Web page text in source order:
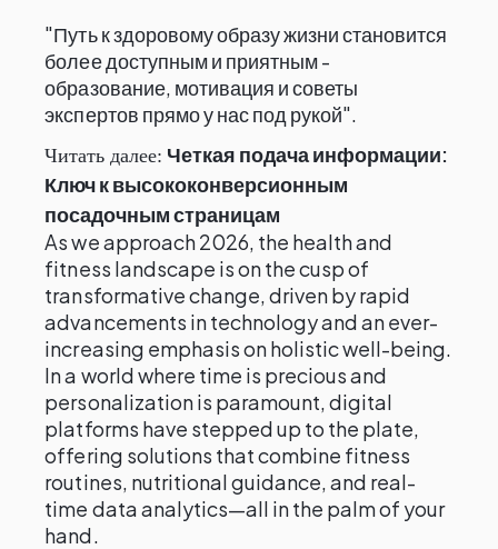
"Путь к здоровому образу жизни становится
более доступным и приятным -
образование, мотивация и советы
экспертов прямо у нас под рукой".
Читать далее: Четкая подача информации:
Ключ к высококонверсионным
посадочным страницам
As we approach 2026, the health and
fitness landscape is on the cusp of
transformative change, driven by rapid
advancements in technology and an ever-
increasing emphasis on holistic well-being.
In a world where time is precious and
personalization is paramount, digital
platforms have stepped up to the plate,
offering solutions that combine fitness
routines, nutritional guidance, and real-
time data analytics—all in the palm of your
hand.